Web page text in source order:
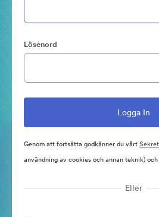
Lösenord
Genom att fortsätta godkänner du vårt
användning av cookies och annan teknik) och
Eller